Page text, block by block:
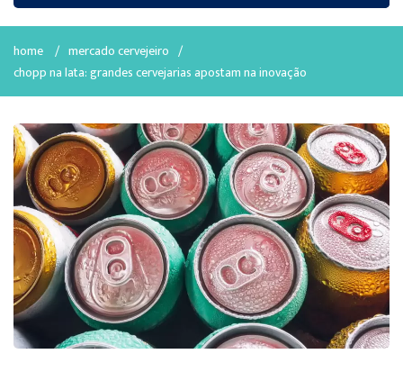
home / mercado cervejeiro /
chopp na lata: grandes cervejarias apostam na inovação